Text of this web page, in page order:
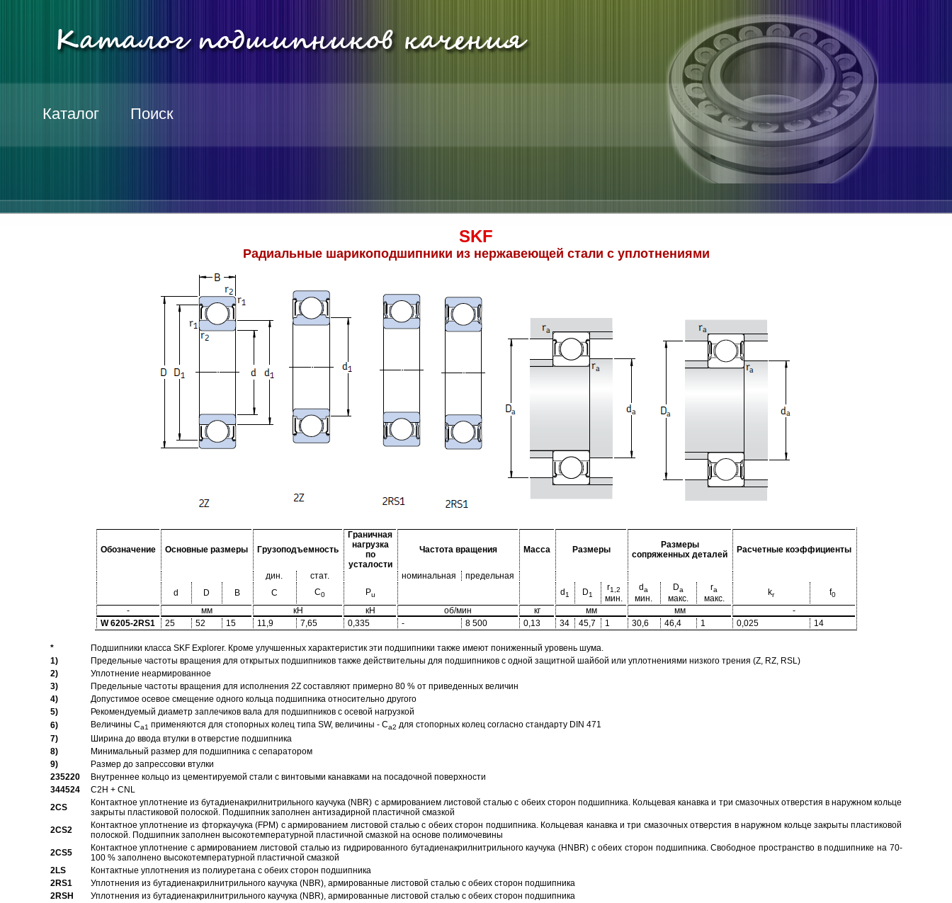
Каталог Поиск
SKF
Радиальные шарикоподшипники из нержавеющей стали с уплотнениями
Обозначение Основные размеры Грузоподъемность
Граничная
нагрузка
по
усталости
Частота вращения Масса Размеры
Размеры
сопряженных деталей
Расчетные коэффициенты
дин. стат. номинальная
предельная
d
D B C C0 Pu d1 D1
r1,2
мин.
da
мин.
Da
макс.
ra
макс.
kr f0
- мм кН кН об/мин кг мм мм
-
W 6205-2RS1
25 52 15 11,9 7,65 0,335 - 8 500 0,13 34 45,7 1 30,6 46,4 1 0,025 14
*
Подшипники класса SKF Explorer. Кроме улучшенных характеристик эти подшипники также имеют пониженный уровень шума.
1)
Предельные частоты вращения для открытых подшипников также действительны для подшипников с одной защитной шайбой или уплотнениями низкого трения (Z, RZ, RSL)
2)
Уплотнение неармированное
3)
Предельные частоты вращения для исполнения 2Z составляют примерно 80 % от приведенных величин
4)
Допустимое осевое смещение одного кольца подшипника относительно другого
5)
Рекомендуемый диаметр заплечиков вала для подшипников с осевой нагрузкой
6)
Величины Ca1 применяются для стопорных колец типа SW, величины - Ca2 для стопорных колец согласно стандарту DIN 471
7)
Ширина до ввода втулки в отверстие подшипника
8)
Минимальный размер для подшипника с сепаратором
9)
Размер до запрессовки втулки
235220
Внутреннее кольцо из цементируемой стали с винтовыми канавками на посадочной поверхности
344524
C2H + CNL
2CS
Контактное уплотнение из бутадиенакрилнитрильного каучука (NBR) с армированием листовой сталью с обеих сторон подшипника. Кольцевая канавка и три смазочных отверстия в наружном кольце
закрыты пластиковой полоской. Подшипник заполнен антизадирной пластичной смазкой
2CS2
Контактное уплотнение из фторкаучука (FPM) с армированием листовой сталью с обеих сторон подшипника. Кольцевая канавка и три смазочных отверстия в наружном кольце закрыты пластиковой
полоской. Подшипник заполнен высокотемпературной пластичной смазкой на основе полимочевины
2CS5
Контактное уплотнение с армированием листовой сталью из гидрированного бутадиенакрилнитрильного каучука (HNBR) с обеих сторон подшипника. Свободное пространство в подшипнике на 70-
100 % заполнено высокотемпературной пластичной смазкой
2LS
Контактные уплотнения из полиуретана с обеих сторон подшипника
2RS1
Уплотнения из бутадиенакрилнитрильного каучука (NBR), армированные листовой сталью с обеих сторон подшипника
2RSH
Уплотнения из бутадиенакрилнитрильного каучука (NBR), армированные листовой сталью с обеих сторон подшипника